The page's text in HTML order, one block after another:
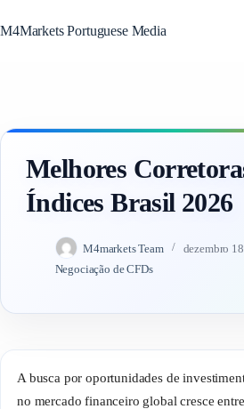
to
M4Markets Portuguese Media
Melhores
Índices Brasil 2026
M4markets Team
dezembro
Negociação de CFDs
A busca por oportunidades de
no mercado financeiro global cresce